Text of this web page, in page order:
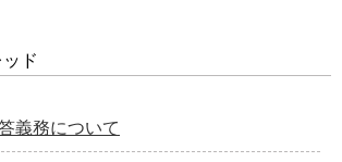
ド
義務について